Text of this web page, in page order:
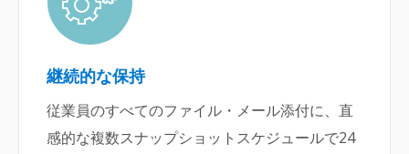
継続的な保持
従業員のすべてのファイル・メール添付に、直
感的な複数スナップショットスケジュールで24